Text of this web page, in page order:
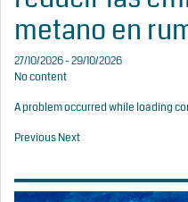
metano en
27/10/2026 - 29/10/2026
No content
A problem occurred while loading
PreviousNext